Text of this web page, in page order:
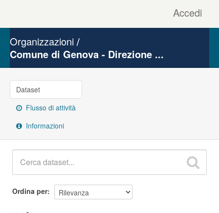
Accedi
Gruppi
Organizzazioni
Comune di Genova - Direzione ...
Dataset
Flusso di attività
Informazioni
Ordina per